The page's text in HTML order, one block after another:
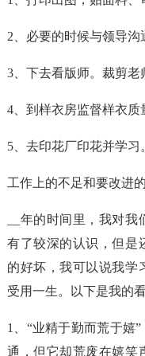
2、必要的时候与领导沟
3、下去看版师。裁剪老
4、到样衣房监督样衣质
5、去印花厂印花并学习
工作上的不足和要改进
__年的时间里，我对
有了较深的认识，但是
的好坏，我可以说我学
受用一生。以下是我的
1、“业精于勤而荒于嬉
通，但它却荒废在嬉笑